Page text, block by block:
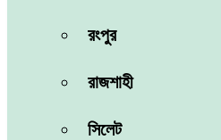
রংপুর
রাজশাহী
সিলেট